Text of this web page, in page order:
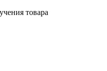
товара